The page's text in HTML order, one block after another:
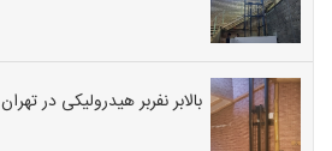
بالابر نفربر هیدرولیکی در تهران